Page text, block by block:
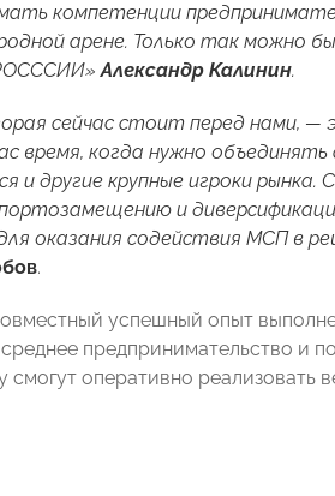
компетенции
арене. Только так можно
Александр Калинин.
сейчас стоит перед нами,
время, когда нужно объединять
и другие крупные игроки
и
оказания содействия МСП в
.
успешный опыт
предпринимательство и
смогут оперативно реализовать